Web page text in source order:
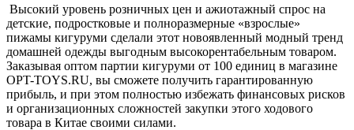
Высокий уровень розничных цен и ажиотажный спрос на
детские, подростковые и полноразмерные «взрослые»
пижамы кигуруми сделали этот новоявленный модный тренд
домашней одежды выгодным высокорентабельным товаром.
Заказывая оптом партии кигуруми от 100 единиц в магазине
OPT-TOYS.RU, вы сможете получить гарантированную
прибыль, и при этом полностью избежать финансовых рисков
и организационных сложностей закупки этого ходового
товара в Китае своими силами.